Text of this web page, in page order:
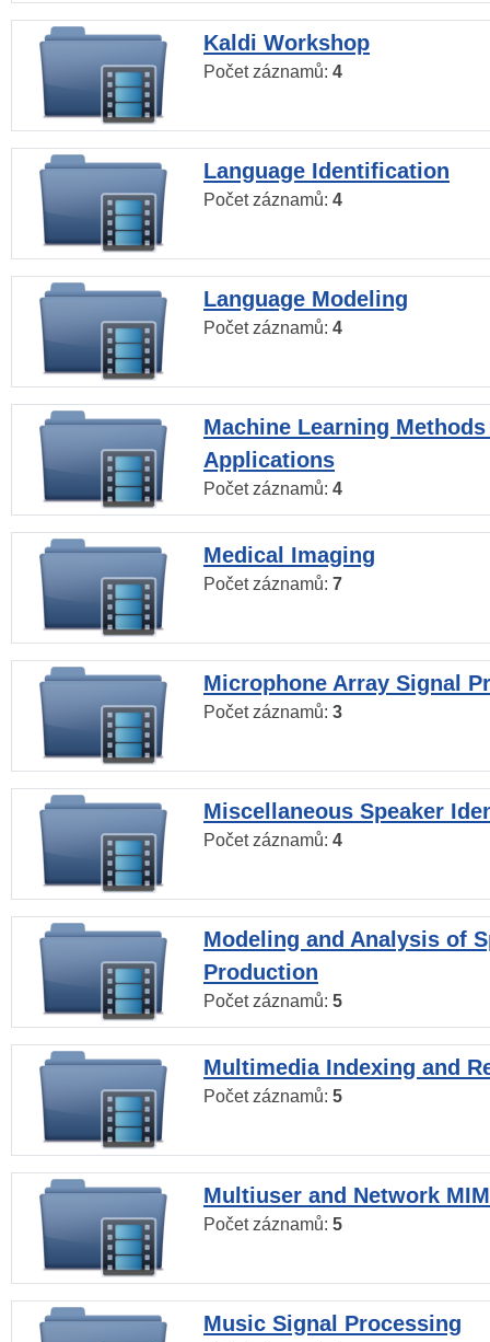
Kaldi Workshop
Počet záznamů: 4
Language Identification
Počet záznamů: 4
Language Modeling
Počet záznamů: 4
Machine Learning
Applications
Počet záznamů: 4
Medical Imaging
Počet záznamů: 7
Microphone Array Signal
Počet záznamů: 3
Miscellaneous Speaker
Počet záznamů: 4
Modeling and Analysis of
Production
Počet záznamů: 5
Multimedia Indexing and
Počet záznamů: 5
Multiuser and Network
Počet záznamů: 5
Music Signal Processing